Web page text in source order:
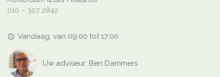
010 – 307 2842
access_time Vandaag: van 09:00 tot 17:00
Uw adviseur: Ben Dammers